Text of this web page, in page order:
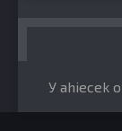
У ahiecek